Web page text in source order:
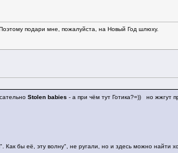
подари мне, пожалуйста, на Новый Год шлюху.
Stolen babies - а при чём тут Готика?=)) но жжгут
Как бы её, эту волну", не ругали, но и здесь можно найти